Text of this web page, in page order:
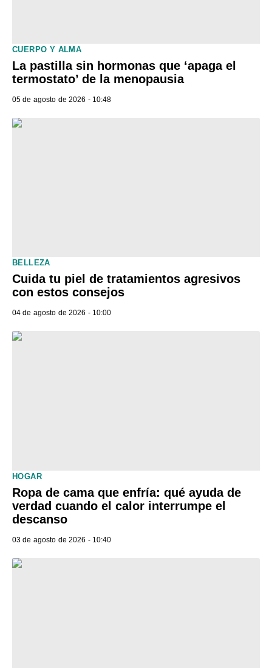
CUERPO Y ALMA
La pastilla sin hormonas que ‘apaga el
termostato’ de la menopausia
05 de agosto de 2026 - 10:48
BELLEZA
Cuida tu piel de tratamientos agresivos
con estos consejos
04 de agosto de 2026 - 10:00
HOGAR
Ropa de cama que enfría: qué ayuda de
verdad cuando el calor interrumpe el
descanso
03 de agosto de 2026 - 10:40